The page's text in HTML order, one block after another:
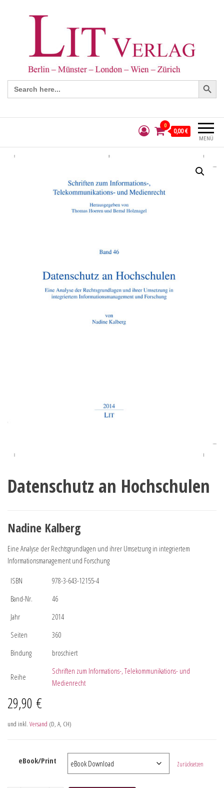
Search
for:
Search Button
MENÜ
0
0,00 €
Datenschutz an Hochschulen
Nadine Kalberg
Eine Analyse der Rechtsgrundlagen und ihrer Umsetzung in integriertem
Informationsmanagement und Forschung
ISBN
978-3-643-12155-4
Band-Nr.
46
Jahr
2014
Seiten
360
Bindung
broschiert
Reihe
Schriften zum Informations-, Telekommunikations- und
Medienrecht
29,90 €
und inkl. Versand (D, A, CH)
eBook/Print Zurücksetzen